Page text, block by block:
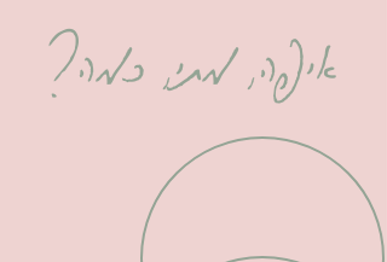
איפה, מתי, כמה?